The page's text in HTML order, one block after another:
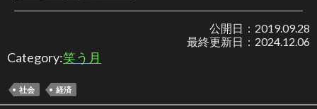
公開日： 2019.09.28
最終更新日： 2024.12.06
Category:笑う月
社会 経済